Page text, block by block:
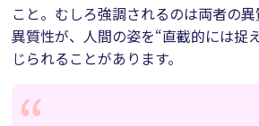
こと。むしろ強調されるのは両者の
異質性が、人間の姿を“直截的には捉
じられることがあります。